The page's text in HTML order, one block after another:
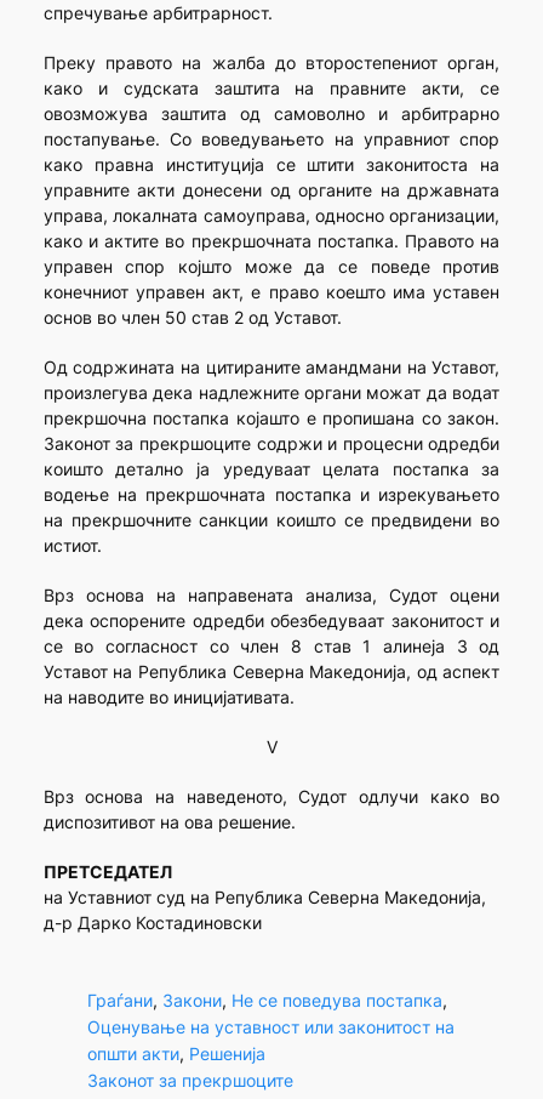
спречување арбитрарност.
Преку правото на жалба до второстепениот орган,
како и судската заштита на правните акти, се
овозможува заштита од самоволно и арбитрарно
постапување. Со воведувањето на управниот спор
како правна институција се штити законитоста на
управните акти донесени од органите на државната
управа, локалната самоуправа, односно организации,
како и актите во прекршочната постапка. Правото на
управен спор којшто може да се поведе против
конечниот управен акт, е право коешто има уставен
основ во член 50 став 2 од Уставот.
Од содржината на цитираните амандмани на Уставот,
произлегува дека надлежните органи можат да водат
прекршочна постапка којашто е пропишана со закон.
Законот за прекршоците содржи и процесни одредби
коишто детално ја уредуваат целата постапка за
водење на прекршочната постапка и изрекувањето
на прекршочните санкции коишто се предвидени во
истиот.
Врз основа на направената анализа, Судот оцени
дека оспорените одредби обезбедуваат законитост и
се во согласност со член 8 став 1 алинеја 3 од
Уставот на Република Северна Македонија, од аспект
на наводите во иницијативата.
V
Врз основа на наведеното, Судот одлучи како во
диспозитивот на ова решение.
ПРЕТСЕДАТЕЛ
на Уставниот суд на Република Северна Македонија,
д-р Дарко Костадиновски
Граѓани, Закони, Не се поведува постапка
Оценување на уставност или законитост на
општи акти, Решенија
Законот за прекршоците